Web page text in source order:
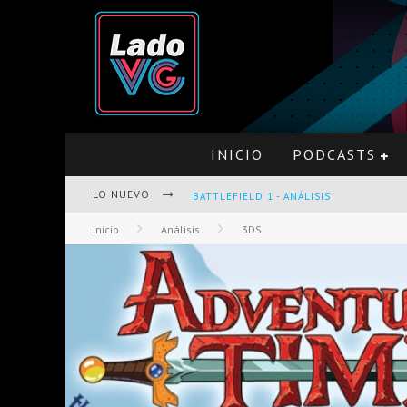
INICIO PODCASTS
LO NUEVO BATTLEFIELD 1 - ANÁLISIS
PRO EVOLUTION SOCCER 2017 - ANÁLISIS
OPINIÓN SOBRE THE LAST OF US Y
Inicio Análisis 3DS